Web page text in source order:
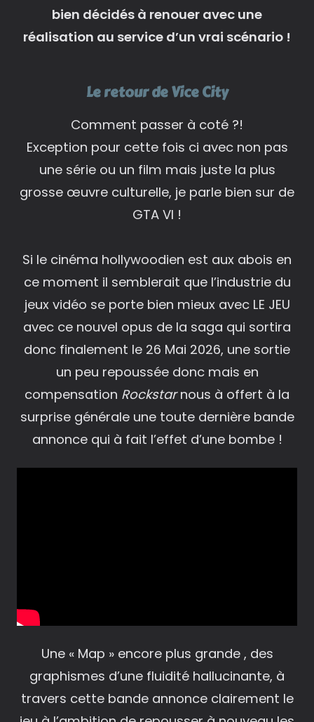
bien décidés à renouer avec une
réalisation au service d’un vrai scénario !
Le retour de Vice City
Comment passer à coté ?!
Exception pour cette fois ci avec non pas
une série ou un film mais juste la plus
grosse œuvre culturelle, je parle bien sur de
GTA VI !
Si le cinéma hollywoodien est aux abois en
ce moment il semblerait que l’industrie du
jeux vidéo se porte bien mieux avec LE JEU
avec ce nouvel opus de la saga qui sortira
donc finalement le 26 Mai 2026, une sortie
un peu repoussée donc mais en
compensation Rockstarnous à offert à la
surprise générale une toute dernière bande
annonce qui à fait l’effet d’une bombe !
Une « Map » encore plus grande , des
graphismes d’une fluidité hallucinante, à
travers cette bande annonce clairement le